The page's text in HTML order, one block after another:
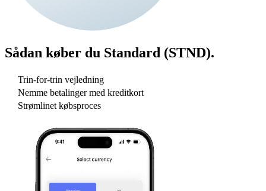
Sådan køber du Standard (STND).
Trin-for-trin vejledning
Nemme betalinger med kreditkort
Strømlinet købsproces